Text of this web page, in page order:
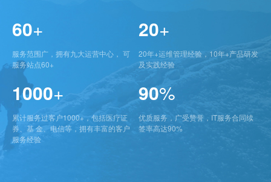
60+
服务范围广，拥有九大运营中心， 可
服务站点60+
20+
20年+运维管理经验，10年+产品研发
及实践经验
1000+
累计服务过客户1000+，包括医疗证
券、基 金、电信等，拥有丰富的客户
服务经验
90%
优质服务，广受赞誉，IT服务合同续
签率高达90%